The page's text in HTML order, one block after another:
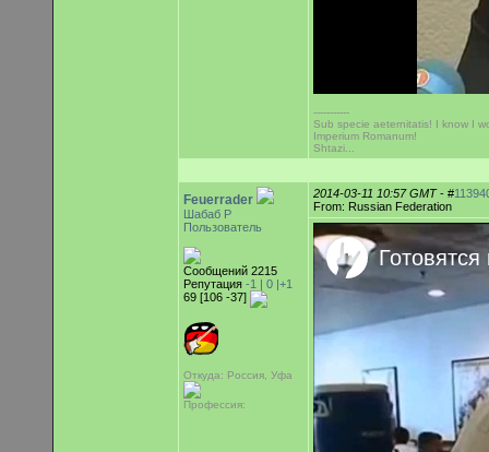
-----------
Sub specie aeternitatis! I know I
Imperium Romanum!
Shtazi...
Feuerrader
Шабаб Р
Пользователь
Сообщений 2215
Репутация -1 | 0 |+1
69 [106 -37]
Откуда: Россия, Уфа
Профессия:
2014-03-11 10:57 GMT- #
From: Russian Federation